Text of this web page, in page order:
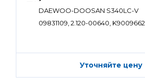
DAEWOO-DOOSAN S340LC-V
09831109, 2.120-00640, K9009662
Уточняйте цену